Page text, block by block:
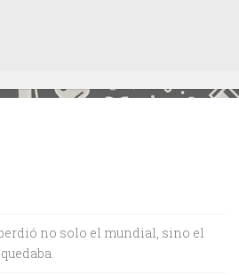
no solo el mundial, sino el